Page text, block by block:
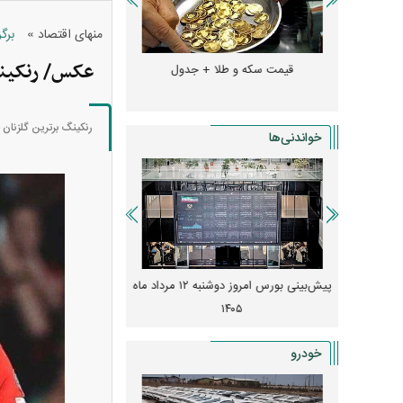
منهای اقتصاد »
عکس/
رنکینگ برترین
قیمت سکه و طلا + جدول قیمت دلار، یورو و
خواندنی‌ها
پیش‌بینی بورس امروز دوشنبه ۱۲ مرداد ماه
۱۴۰۵
زنگ خطر انباشت نیاز
قیمت‌ها
خودرو